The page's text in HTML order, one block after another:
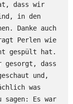
dass wir
in den
Danke auch
Perlen wie
gespült hat.
gesorgt, dass
und,
was
Es war